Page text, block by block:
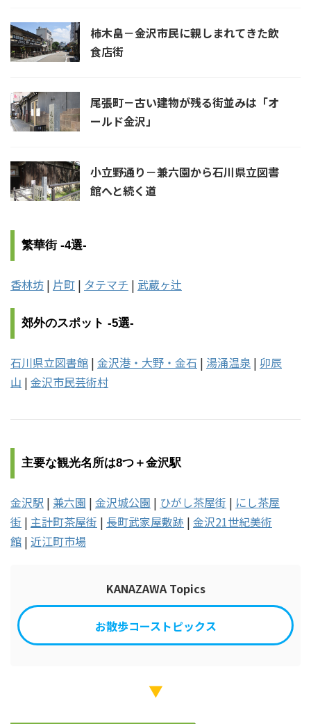
柿木畠－金沢市民に親しまれてきた飲
食店街
尾張町－古い建物が残る街並みは「オ
ールド金沢」
小立野通り－兼六園から石川県立図書
館へと続く道
繁華街 -4選-
香林坊 | 片町 | タテマチ | 武蔵ヶ辻
郊外のスポット -5選-
石川県立図書館 | 金沢港・大野・金石 | 湯涌温泉 | 卯辰
山 | 金沢市民芸術村
主要な観光名所は8つ＋金沢駅
金沢駅 | 兼六園 | 金沢城公園 | ひがし茶屋街 | にし茶屋
街 | 主計町茶屋街 | 長町武家屋敷跡 | 金沢21世紀美術
館 | 近江町市場
KANAZAWA Topics
お散歩コーストピックス
▼